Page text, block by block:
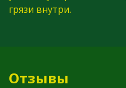
грязи внутри.
Отзывы